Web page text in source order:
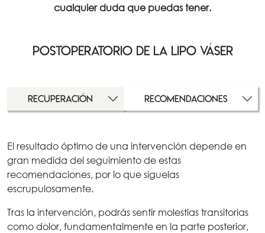
cualquier duda que puedas tener.
postoperatorio de la lipo váser
RECUPERACIÓN RECOMENDACIONES
El resultado óptimo de una intervención depende en
gran medida del seguimiento de estas
recomendaciones, por lo que síguelas
escrupulosamente.
Tras la intervención, podrás sentir molestias transitorias
como dolor, fundamentalmente en la parte posterior,